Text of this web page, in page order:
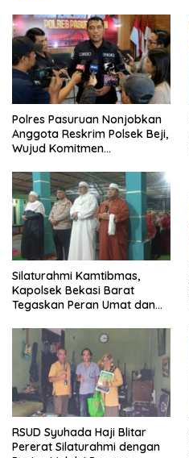
Polres Pasuruan Nonjobkan
Anggota Reskrim Polsek Beji,
Wujud Komitmen
Dugaan Penganiayaan
Silaturahmi Kamtibmas,
Kapolsek Bekasi Barat
Tegaskan Peran Umat dan
Kondusivitas Wilayah
RSUD Syuhada Haji Blitar
Pererat Silaturahmi dengan